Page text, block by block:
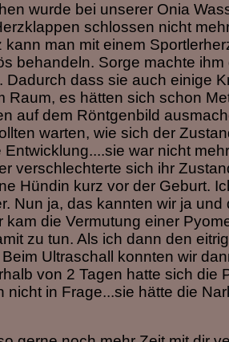
wurde bei unserer Onia
schlossen nicht
kann man mit einem
behandeln. Sorge machte
Dadurch dass sie auch einige
Raum, es hätten sich schon
auf dem Röntgenbild
warten, wie sich der
Entwicklung....sie war nicht
verschlechterte sich ihr
Hündin kurz vor der Geburt.
Nun ja, das kannten wir ja
kam die Vermutung einer
zu tun. Als ich dann den
Ultraschall konnten wir
von 2 Tagen hatte sich die
nicht in Frage...sie hätte die